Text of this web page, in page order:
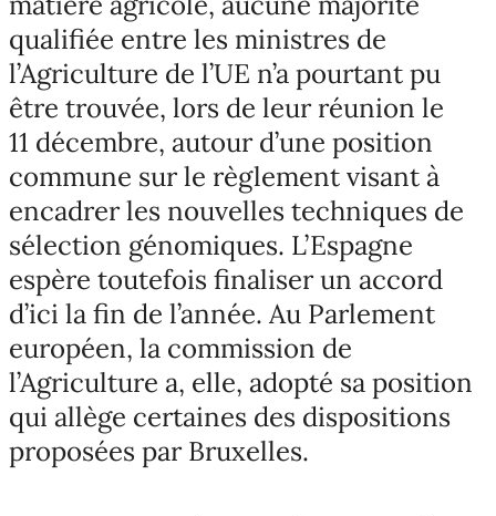
qualifiée entre les ministres de
l’Agriculture de l’UE n’a pourtant pu
être trouvée, lors de leur réunion le
11 décembre, autour d’une position
commune sur le règlement visant à
encadrer les nouvelles techniques de
sélection génomiques. L’Espagne
espère toutefois finaliser un accord
d’ici la fin de l’année. Au Parlement
européen, la commission de
l’Agriculture a, elle, adopté sa position
qui allège certaines des dispositions
proposées par Bruxelles.